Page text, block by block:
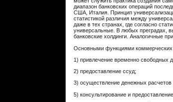
диапазон банковских операций
США, Италия. Принцип
статистикой различия между
даже в тех странах, где согласно
универсальные. В любых преградах,
банковские холдинги. Аналогичные
Основными функциями коммерческих
1) привлечение временно свободных
2) предоставление ссуд;
3) осуществление денежных
5) консультирование и